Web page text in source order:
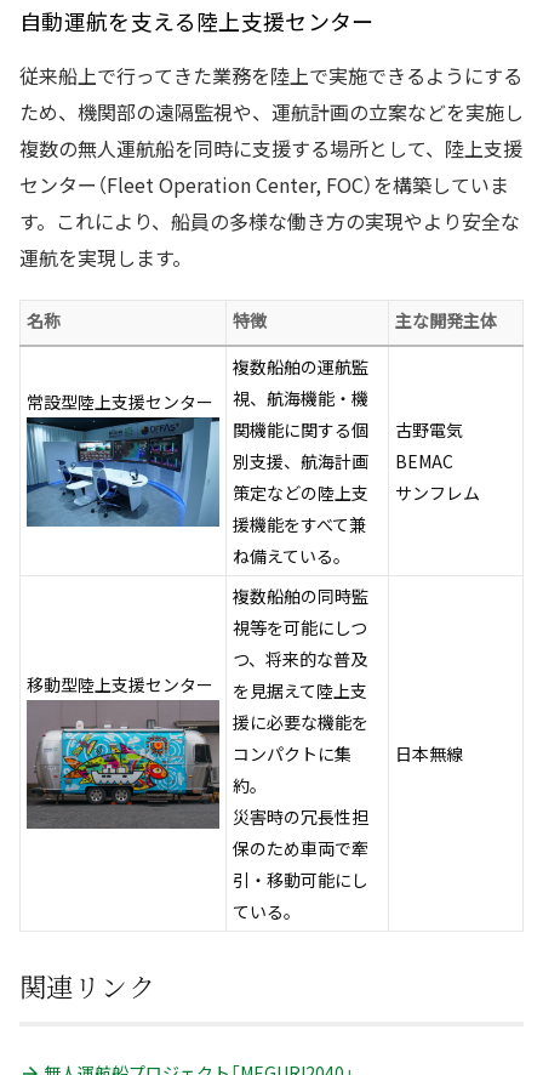
自動運航を支える陸上支援センター
従来船上で行ってきた業務を陸上で実施できるようにする
ため、機関部の遠隔監視や、運航計画の立案などを実施し
複数の無人運航船を同時に支援する場所として、陸上支援
センター（Fleet Operation Center, FOC）を構築していま
す。これにより、船員の多様な働き方の実現やより安全な
運航を実現します。
名称 特徴 主な開発主体
常設型陸上支援センター
複数船舶の運航監
視、航海機能・機
関機能に関する個
別支援、航海計画
策定などの陸上支
援機能をすべて兼
ね備えている。
古野電気
BEMAC
サンフレム
移動型陸上支援センター
複数船舶の同時監
視等を可能にしつ
つ、将来的な普及
を見据えて陸上支
援に必要な機能を
コンパクトに集
約。
災害時の冗長性担
保のため車両で牽
引・移動可能にし
ている。
日本無線
関連リンク